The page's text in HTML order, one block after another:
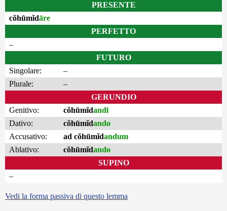
PRESENTE
cŏhūmĭdāre
PERFETTO
–
FUTURO
Singolare:
–
Plurale:
–
GERUNDIO
Genitivo:
cŏhūmĭdandi
Dativo:
cŏhūmĭdando
Accusativo:
ad cŏhūmĭdandum
Ablativo:
cŏhūmĭdando
SUPINO
–
Vedi la forma passiva di questo lemma